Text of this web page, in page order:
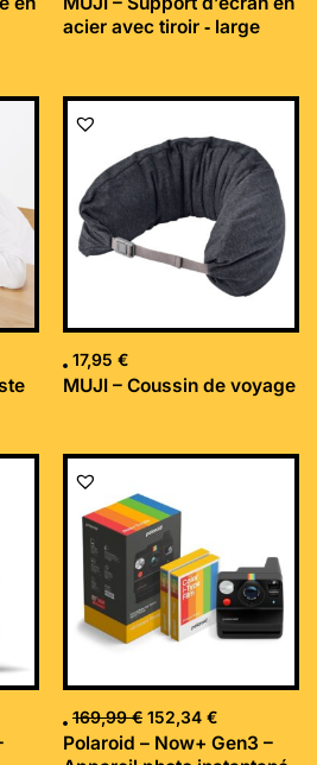
acier avec tiroir ‐ large
17,95 €
MUJI – Coussin de voyage
169,99€
Le
initial
était :
169,99 €.
152,34 €
Le
Polaroid – Now+ Gen3 –